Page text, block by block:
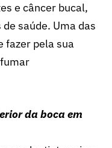
e câncer bucal,
saúde. Uma das
fazer pela sua
da boca em